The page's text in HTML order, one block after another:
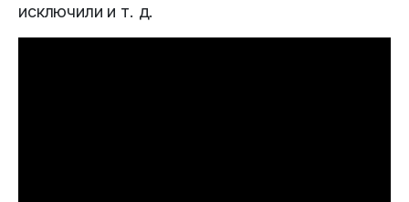
исключили и т. д.